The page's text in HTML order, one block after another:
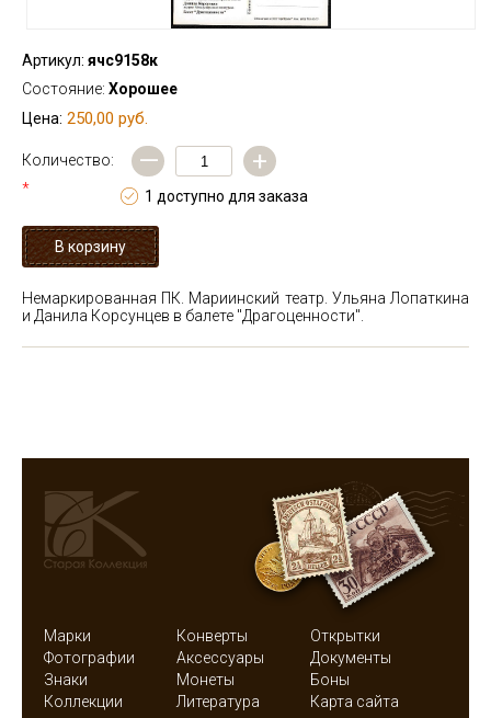
Артикул: ячс9158к
Состояние: Хорошее
Цена: 250,00 руб.
Количество:
*
— +
1 доступно для заказа
Немаркированная ПК. Мариинский театр. Ульяна Лопаткина
и Данила Корсунцев в балете "Драгоценности".
Марки Конверты
Открытки
Фотографии
Аксессуары
Документы
Знаки
Монеты
Боны
Коллекции
Литература Карта сайта